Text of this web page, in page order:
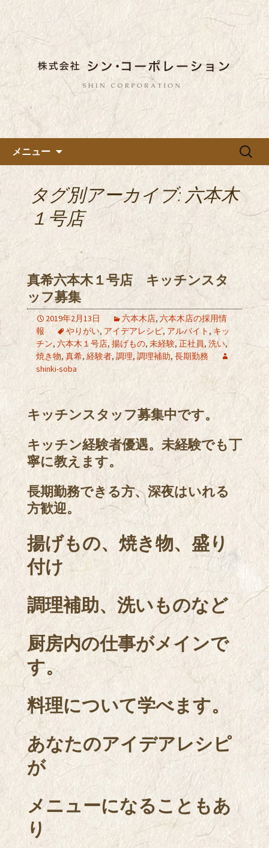
都内に5店舗展開している蕎麦
のお店「真希（しんき）」を運
営する「株式会社シン・コーポ
レーション」のブログ
東京都内に5店舗ある美味しい蕎麦のお
店「真希（しんき）」と運営の「株式
会社シン・コーポレーション」の新着
情報はこちら。店舗によって24時間営
業、宴会なども承っております。季節
のメニューも豊富にご用意。
メニュー
検
タグ別アーカイブ: 六本木
１号店
真希六本木１号店 キッチンスタ
ッフ募集
2019年2月13日 六本木店, 六本木店の採用情
報
やりがい, アイデアレシピ, アルバイト , キッ
チン, 六本木１号店, 揚げもの, 未経験, 正社員, 洗い,
焼き物, 真希, 経験者, 調理,調理補助, 長期勤務
shinki-soba
キッチンスタッフ募集中です。
キッチン経験者優遇。未経験でも丁
寧に教えます。
長期勤務できる方、深夜はいれる
方歓迎。
揚げもの、焼き物、盛り
付け
調理補助、洗いものなど
厨房内の仕事がメインで
す。
料理について学べます。
あなたのアイデアレシピ
が
メニューになることもあ
り